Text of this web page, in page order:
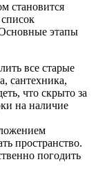
становится
этапы
все старые
сантехника,
что скрыто за
на наличие
пространство.
погодить